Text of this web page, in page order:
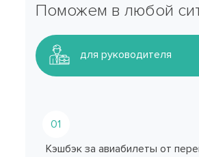
Поможем в любой
для руководителя
01
Кэшбэк за авиабилеты от